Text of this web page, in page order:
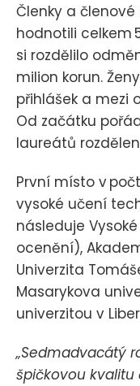
Členky a
hodnotili celkem
si rozdělilo
milion korun.
přihlášek a mezi
Od začátku
laureátů
První místo v
vysoké učení
následuje
ocenění),
Univerzita
Masarykova
univerzitou v
„Sedmadvacátý
špičkovou